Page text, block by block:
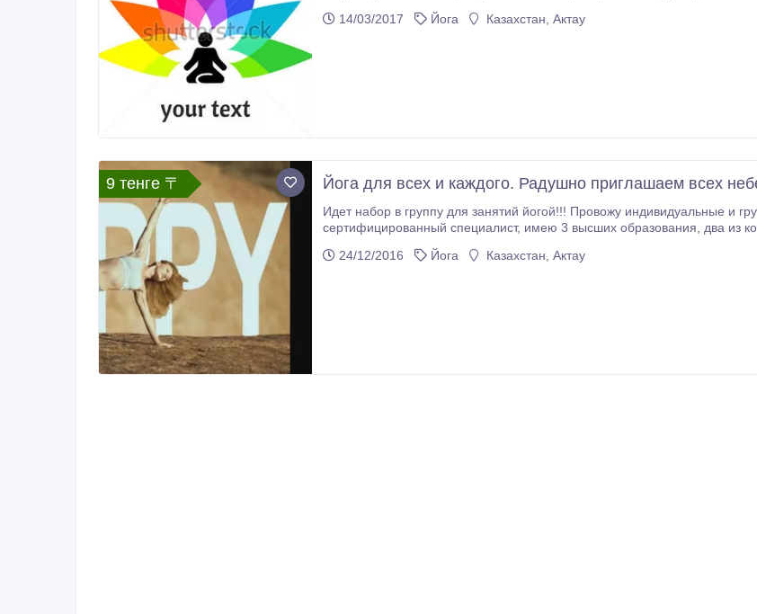
14/03/2017
Йога Казахстан, Актау
9 тенге 〒 Йога для всех и каждого. Радушно приглашаем всех
Идет набор в группу для занятий йогой!!! Провожу индивидуальные и групповые занятия. Инструктор по йоге и психолог:
сертифицированный специалист, имею 3 высших образования, два из которых психологические, что на мой взгляд, немаловажно
24/12/2016
Йога Казахстан, Актау